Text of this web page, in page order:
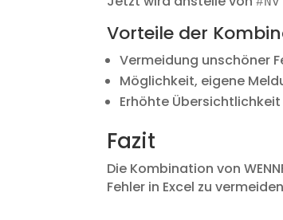
Vorteile der
Vermeidung unschöner
Möglichkeit, eigene
Erhöhte
Fazit
Die Kombination von
Fehler in Excel zu